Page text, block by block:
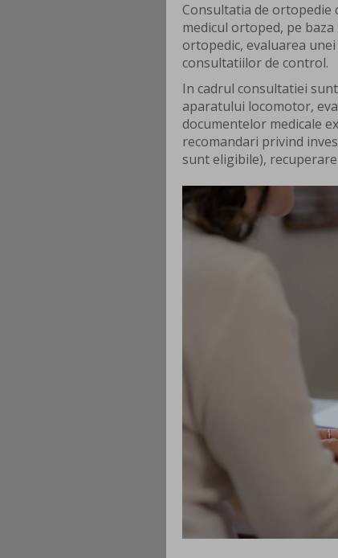
Consultatia de ortopedie
medicul ortoped, pe
ortopedic, evaluarea
consultatiilor de control.
In cadrul consultatiei
aparatului locomotor,
documentelor medicale
recomandari privind
sunt eligibile),